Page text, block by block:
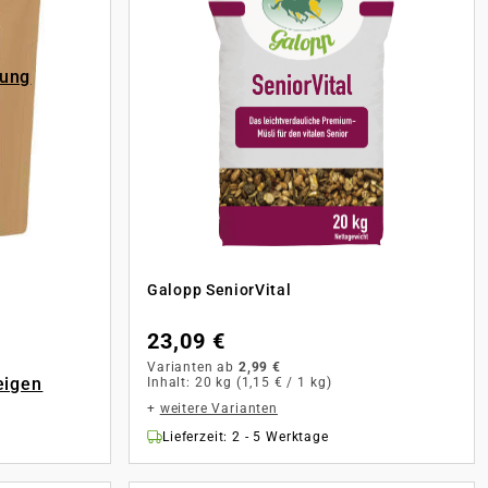
Galopp SeniorVital
23,09 €
Varianten ab 2,99 €
Inhalt: 20 kg (1,15 € / 1 kg)
+ weitere Varianten
Lieferzeit: 2 - 5 Werktage